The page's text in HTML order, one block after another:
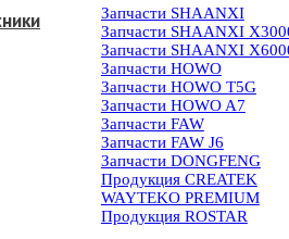
Запчасти SHAANXI
Запчасти SHAANXI
Запчасти SHAANXI
Запчасти HOWO
Запчасти HOWO T5G
Запчасти HOWO A7
Запчасти FAW
Запчасти FAW J6
Запчасти DONGFENG
Продукция CREATEK
WAYTEKO PREMIUM
Продукция ROSTAR